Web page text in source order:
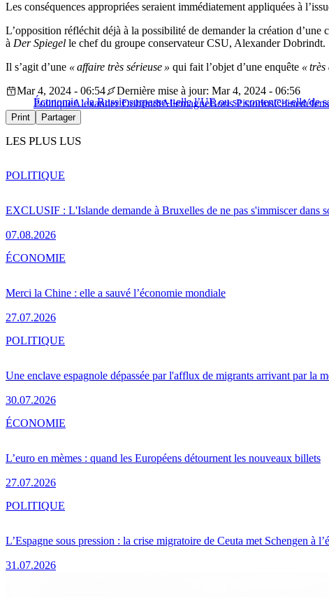
Les conséquences appropriées seraient immédiatement appliquées à
L’opposition réfléchit déjà à la possibilité de demander la création
à Der Spiegel le chef du groupe conservateur CSU, Alexander Dobrindt.
Il s’agit d’une « affaire très sérieuse » qui fait l’objet d’une enquête « très
Économie : la Russie surpasse-t-elle l’UE ou se contente-t-elle de
Mar 4, 2024 - 06:54
Dernière mise à jour: Mar 4, 2024 - 06:56
PolitiqueAlexander DobrindtAllemagneBoris PistoriusChine
Print Partager
LES PLUS LUS
EXCLUSIF : L'Islande demande à Bruxelles de ne pas s'immiscer dans
07.08.2026
POLITIQUE
Merci la Chine : elle a sauvé l’économie mondiale
27.07.2026
ÉCONOMIE
Une enclave espagnole dépassée par l'afflux de migrants arrivant par la
30.07.2026
POLITIQUE
L’euro en mèmes : quand les Européens détournent les nouveaux billets
27.07.2026
ÉCONOMIE
L’Espagne sous pression : la crise migratoire de Ceuta met Schengen à
31.07.2026
POLITIQUE